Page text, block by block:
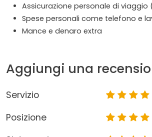
Assicurazione personale di
Spese personali come telefono e
Mance e denaro extra
Aggiungi una
Servizio
Posizione